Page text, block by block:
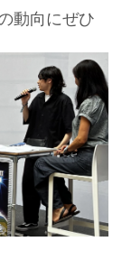
動向にぜひ